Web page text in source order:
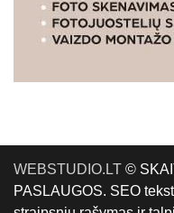
WEBSTUDIO.LT ©
PASLAUGOS. SEO